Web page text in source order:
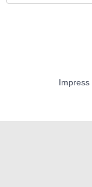
Impress